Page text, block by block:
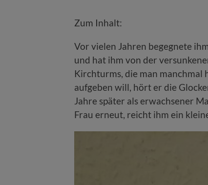
Zum Inhalt:
Vor vielen Jahren begegnete
und hat ihm von der
Kirchturms, die man manchmal
aufgeben will, hört er die
Jahre später als erwachsener
Frau erneut, reicht ihm ein